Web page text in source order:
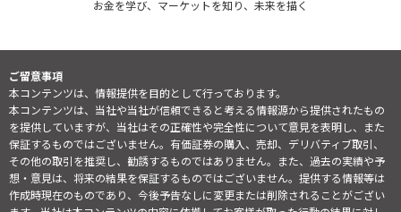
お金を学び、マーケットを知り、未来を描く
ご留意事項
本コンテンツは、情報提供を目的として行っております。
本コンテンツは、当社や当社が信頼できると考える情報源から提供されたもの
を提供していますが、当社はその正確性や完全性について意見を表明し、また
保証するものではございません。有価証券の購入、売却、デリバティブ取引、
その他の取引を推奨し、勧誘するものではありません。また、過去の実績や予
想・意見は、将来の結果を保証するものではございません。提供する情報等は
作成時現在のものであり、今後予告なしに変更または削除されることがござい